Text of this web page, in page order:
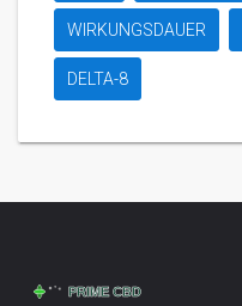
WIRKUNGSDAUER
DELTA-8